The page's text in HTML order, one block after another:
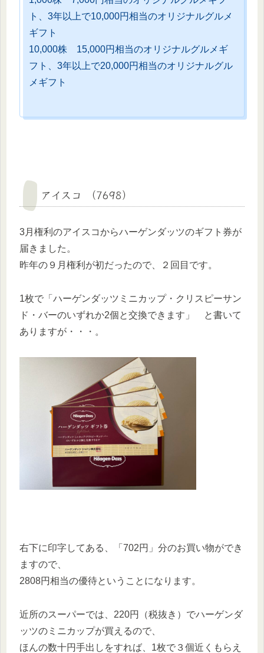
ト、3年以上で10,000円相当のオリジナルグルメ
ギフト
10,000株 15,000円相当のオリジナルグルメギ
フト、3年以上で20,000円相当のオリジナルグル
メギフト
アイスコ （7698）
3月権利のアイスコからハーゲンダッツのギフト券が
届きました。
昨年の９月権利が初だったので、２回目です。
1枚で「ハーゲンダッツミニカップ・クリスピーサン
ド・バーのいずれか2個と交換できます」 と書いて
ありますが・・・。
右下に印字してある、「702円」分のお買い物ができ
ますので、
2808円相当の優待ということになります。
近所のスーパーでは、220円（税抜き）でハーゲンダ
ッツのミニカップが買えるので、
ほんの数十円手出しをすれば、1枚で３個近くもらえ